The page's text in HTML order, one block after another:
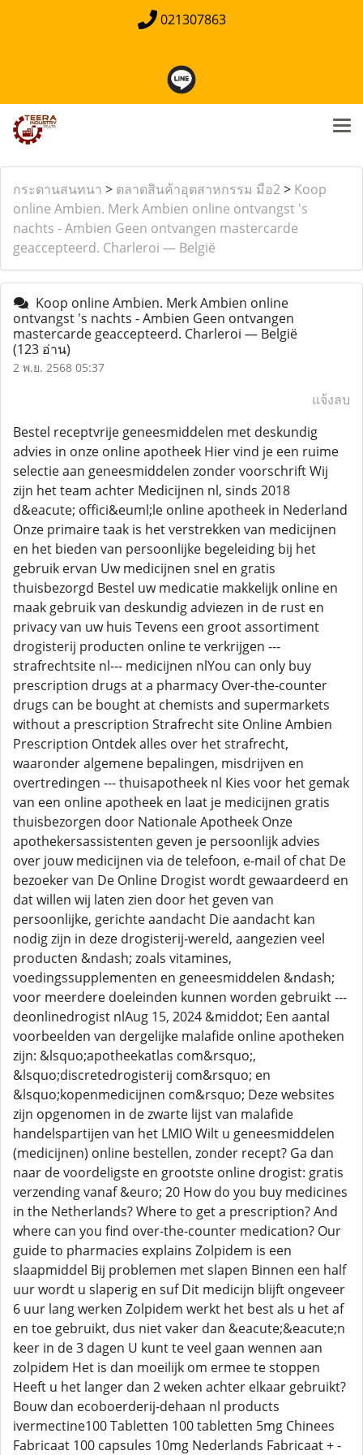
021307863
กระดานสนทนา > ตลาดสินค้าอุตสาหกรรม มือ2> Koop
online Ambien. Merk Ambien online ontvangst 's
nachts - Ambien Geen ontvangen mastercarde
geaccepteerd. Charleroi — België
Koop online Ambien. Merk Ambien online
ontvangst 's nachts - Ambien Geen ontvangen
mastercarde geaccepteerd. Charleroi — België
(123 อ่าน)
2 พ.ย. 2568 05:37
แจ้งลบ
Bestel receptvrije geneesmiddelen met deskundig
advies in onze online apotheek Hier vind je een ruime
selectie aan geneesmiddelen zonder voorschrift Wij
zijn het team achter Medicijnen nl, sinds 2018
d&eacute; offici&euml;le online apotheek in Nederland
Onze primaire taak is het verstrekken van medicijnen
en het bieden van persoonlijke begeleiding bij het
gebruik ervan Uw medicijnen snel en gratis
thuisbezorgd Bestel uw medicatie makkelijk online en
maak gebruik van deskundig adviezen in de rust en
privacy van uw huis Tevens een groot assortiment
drogisterij producten online te verkrijgen ---
strafrechtsite nl--- medicijnen nlYou can only buy
prescription drugs at a pharmacy Over-the-counter
drugs can be bought at chemists and supermarkets
without a prescription Strafrecht site Online Ambien
Prescription Ontdek alles over het strafrecht,
waaronder algemene bepalingen, misdrijven en
overtredingen --- thuisapotheek nl Kies voor het gemak
van een online apotheek en laat je medicijnen gratis
thuisbezorgen door Nationale Apotheek Onze
apothekersassistenten geven je persoonlijk advies
over jouw medicijnen via de telefoon, e-mail of chat De
bezoeker van De Online Drogist wordt gewaardeerd en
dat willen wij laten zien door het geven van
persoonlijke, gerichte aandacht Die aandacht kan
nodig zijn in deze drogisterij-wereld, aangezien veel
producten &ndash; zoals vitamines,
voedingssupplementen en geneesmiddelen &ndash;
voor meerdere doeleinden kunnen worden gebruikt ---
deonlinedrogist nlAug 15, 2024 &middot; Een aantal
voorbeelden van dergelijke malafide online apotheken
zijn: &lsquo;apotheekatlas com&rsquo;,
&lsquo;discretedrogisterij com&rsquo; en
&lsquo;kopenmedicijnen com&rsquo; Deze websites
zijn opgenomen in de zwarte lijst van malafide
handelspartijen van het LMIO Wilt u geneesmiddelen
(medicijnen) online bestellen, zonder recept? Ga dan
naar de voordeligste en grootste online drogist: gratis
verzending vanaf &euro; 20 How do you buy medicines
in the Netherlands? Where to get a prescription? And
where can you find over-the-counter medication? Our
guide to pharmacies explains Zolpidem is een
slaapmiddel Bij problemen met slapen Binnen een half
uur wordt u slaperig en suf Dit medicijn blijft ongeveer
6 uur lang werken Zolpidem werkt het best als u het af
en toe gebruikt, dus niet vaker dan &eacute;&eacute;n
keer in de 3 dagen U kunt te veel gaan wennen aan
zolpidem Het is dan moeilijk om ermee te stoppen
Heeft u het langer dan 2 weken achter elkaar gebruikt?
Bouw dan ecoboerderij-dehaan nl products
ivermectine100 Tabletten 100 tabletten 5mg Chinees
Fabricaat 100 capsules 10mg Nederlands Fabricaat + -